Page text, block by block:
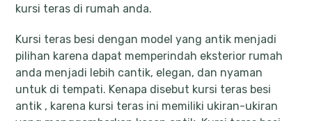
kursi teras di rumah anda.
Kursi teras besi dengan model yang antik menjadi
pilihan karena dapat memperindah eksterior rumah
anda menjadi lebih cantik, elegan, dan nyaman
untuk di tempati. Kenapa disebut kursi teras besi
antik , karena kursi teras ini memiliki ukiran-ukiran